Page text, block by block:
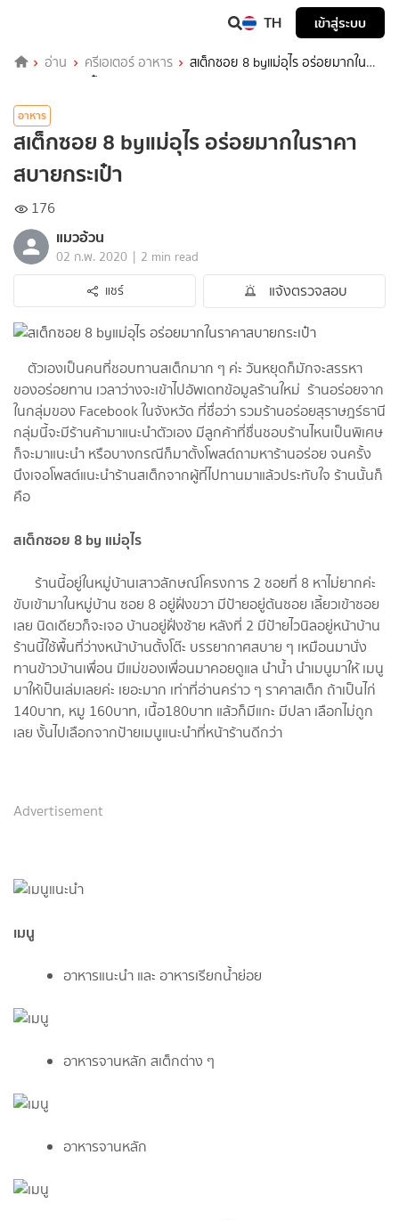
TH เข้าสู่ระบบ
อ่าน ครีเอเตอร์ อาหาร
สเต็กซอย 8 byแม่อุไร อร่อยมากใน
ราคาสบายกระเป๋า
อาหาร
สเต็กซอย 8 byแม่อุไร อร่อยมากในราคา
สบายกระเป๋า
176
แมวอ้วน
02 ก.พ. 2020 | 2 min read
แชร์
แจ้งตรวจสอบ
ตัวเองเป็นคนที่ชอบทานสเต็กมาก ๆ ค่ะ วันหยุดก็มักจะสรรหา
ของอร่อยทาน เวลาว่างจะเข้าไปอัพเดทข้อมูลร้านใหม่ ร้านอร่อยจาก
ในกลุ่มของ Facebook ในจังหวัด ที่ชื่อว่า รวมร้านอร่อยสุราษฎร์ธานี
กลุ่มนี้จะมีร้านค้ามาแนะนำตัวเอง มีลูกค้าที่ชื่นชอบร้านไหนเป็นพิเศษ
ก็จะมาแนะนำ หรือบางกรณีก็มาตั้งโพสต์ถามหาร้านอร่อย จนครั้ง
นึงเจอโพสต์แนะนำร้านสเต็กจากผู้ที่ไปทานมาแล้วประทับใจ ร้านนั้นก็
คือ
สเต็กซอย 8 by แม่อุไร
ร้านนี้อยู่ในหมู่บ้านเสาวลักษณ์โครงการ 2 ซอยที่ 8 หาไม่ยากค่ะ
ขับเข้ามาในหมู่บ้าน ซอย 8 อยู่ฝั่งขวา มีป้ายอยู่ต้นซอย เลี้ยวเข้าซอย
เลย นิดเดียวก็จะเจอ บ้านอยู่ฝั่งซ้าย หลังที่ 2 มีป้ายไวนิลอยู่หน้าบ้าน
ร้านนี้ใช้พื้นที่ว่างหน้าบ้านตั้งโต๊ะ บรรยากาศสบาย ๆ เหมือนมานั่ง
ทานข้าวบ้านเพื่อน มีแม่ของเพื่อนมาคอยดูแล นำน้ำ นำเมนูมาให้ เมนู
มาให้เป็นเล่มเลยค่ะ เยอะมาก เท่าที่อ่านคร่าว ๆ ราคาสเต็ก ถ้าเป็นไก่
140บาท, หมู 160บาท, เนื้อ180บาท แล้วก็มีแกะ มีปลา เลือกไม่ถูก
เลย งั้นไปเลือกจากป้ายเมนูแนะนำที่หน้าร้านดีกว่า
Advertisement
เมนู
อาหารแนะนำ และ อาหารเรียกน้ำย่อย
อาหารจานหลัก สเต็กต่าง ๆ
อาหารจานหลัก